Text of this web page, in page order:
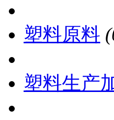
塑料原料
塑料生产